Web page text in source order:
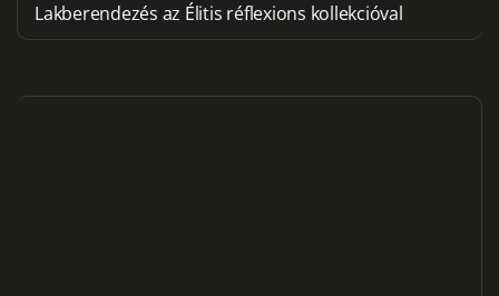
Lakberendezés az Élitis réflexions kollekcióval